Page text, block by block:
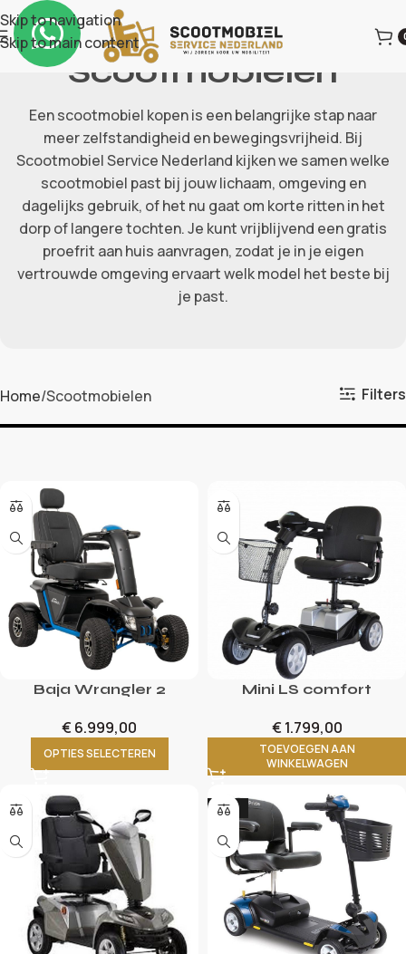
Skip to navigation
Skip to main content
Scootmobielen
Een scootmobiel kopen is een belangrijke stap naar
meer zelfstandigheid en bewegingsvrijheid. Bij
Scootmobiel Service Nederland kijken we samen welke
scootmobiel past bij jouw lichaam, omgeving en
dagelijks gebruik, of het nu gaat om korte ritten in het
dorp of langere tochten. Je kunt vrijblijvend een gratis
proefrit aan huis aanvragen, zodat je in je eigen
vertrouwde omgeving ervaart welk model het beste bij
je past.
Home Scootmobielen Filters
Baja Wrangler 2
€ 6.999,00
OPTIES SELECTEREN
Mini LS comfort
€ 1.799,00
TOEVOEGEN AAN
WINKELWAGEN
-14%